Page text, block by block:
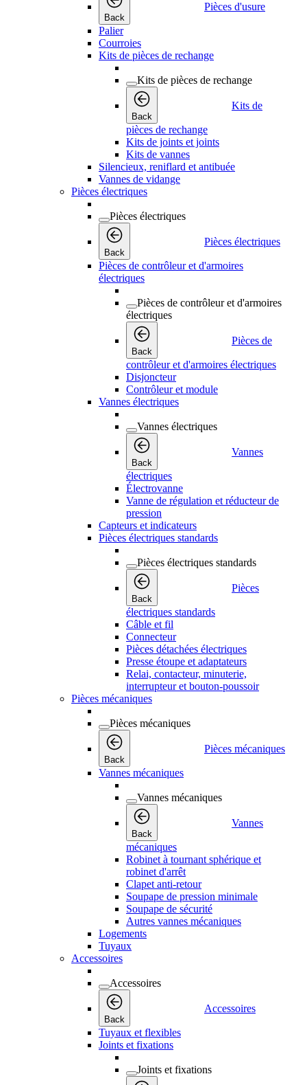
Back
Pièces d'usure
Palier
Courroies
Kits de pièces de rechange
Kits de pièces de rechange
Back
Kits de
pièces de rechange
Kits de joints et joints
Kits de vannes
Silencieux, reniflard et antibuée
Vannes de vidange
Pièces électriques
Pièces électriques
Back
Pièces électriques
Pièces de contrôleur et d'armoires
électriques
Pièces de contrôleur et d'armoires
électriques
Back
Pièces de
contrôleur et d'armoires électriques
Disjoncteur
Contrôleur et module
Vannes électriques
Vannes électriques
Back
Vannes
électriques
Électrovanne
Vanne de régulation et réducteur de
pression
Capteurs et indicateurs
Pièces électriques standards
Pièces électriques standards
Back
Pièces
électriques standards
Câble et fil
Connecteur
Pièces détachées électriques
Presse étoupe et adaptateurs
Relai, contacteur, minuterie,
interrupteur et bouton-poussoir
Pièces mécaniques
Pièces mécaniques
Back
Pièces mécaniques
Vannes mécaniques
Vannes mécaniques
Back
Vannes
mécaniques
Robinet à tournant sphérique et
robinet d'arrêt
Clapet anti-retour
Soupape de pression minimale
Soupape de sécurité
Autres vannes mécaniques
Logements
Tuyaux
Accessoires
Accessoires
Back
Accessoires
Tuyaux et flexibles
Joints et fixations
Joints et fixations